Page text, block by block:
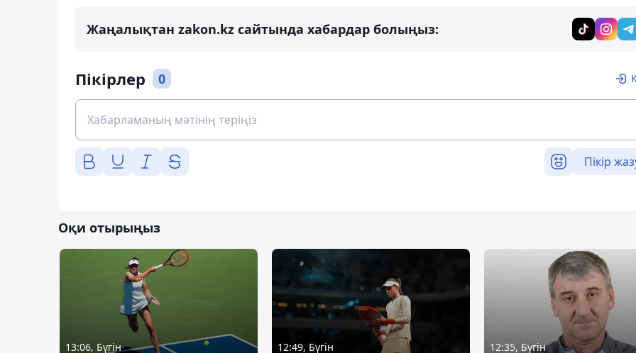
Жаңалықтан zakon.kz сайтында хабардар болыңыз:
Пікірлер 0
Пікір
Оқи отырыңыз
13:06, Бүгін 12:49, Бүгін 12:35, Бүгін